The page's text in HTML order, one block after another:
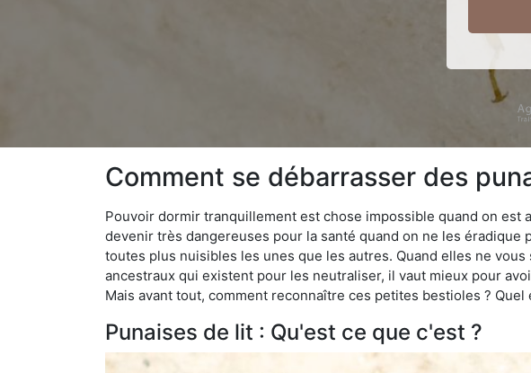
Comment se débarrasser des
Pouvoir dormir tranquillement est chose impossible quand on
devenir très dangereuses pour la santé quand on ne les
toutes plus nuisibles les unes que les autres. Quand elles ne
ancestraux qui existent pour les neutraliser, il vaut mieux pour
Mais avant tout, comment reconnaître ces petites bestioles ?
Punaises de lit : Qu'est ce que c'est ?